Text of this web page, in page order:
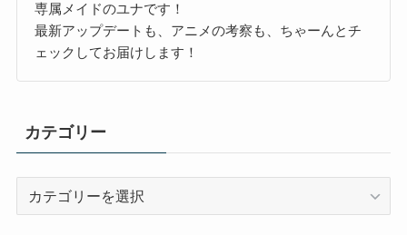
専属メイドのユナです！
最新アップデートも、アニメの考察も、ちゃーんとチ
ェックしてお届けします！
カテゴリー